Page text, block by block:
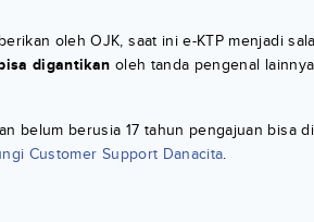
oleh OJK, saat ini e-KTP menjadi
digantikan oleh tanda pengenal
belum berusia 17 tahun pengajuan bisa
Customer Support Danacita.